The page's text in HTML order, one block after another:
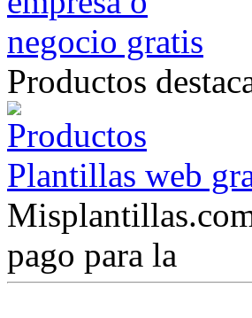
Productos
Plantillas web
pago para la